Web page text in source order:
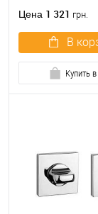
Цена 1 321 грн.
В
Купить